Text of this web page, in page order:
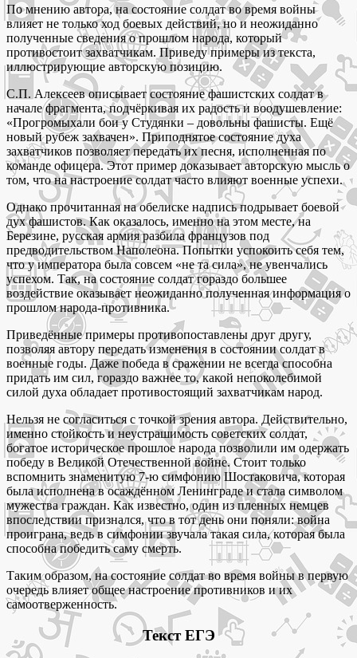
По мнению автора, на состояние солдат во время войны
влияет не только ход боевых действий, но и неожиданно
полученные сведения о прошлом народа, который
противостоит захватчикам. Приведу примеры из текста,
иллюстрирующие авторскую позицию.
С.П. Алексеев описывает состояние фашистских солдат в
начале фрагмента, подчёркивая их радость и воодушевление:
«Прогромыхали бои у Студянки – довольны фашисты. Ещё
новый рубеж захвачен». Приподнятое состояние духа
захватчиков позволяет передать их песня, исполненная по
команде офицера. Этот пример доказывает авторскую мысль о
том, что на настроение солдат часто влияют военные успехи.
Однако прочитанная на обелиске надпись подрывает боевой
дух фашистов. Как оказалось, именно на этом месте, на
Березине, русская армия разбила французов под
предводительством Наполеона. Попытки успокоить себя тем,
что у императора была совсем «не та сила», не увенчались
успехом. Так, на состояние солдат гораздо большее
воздействие оказывает неожиданно полученная информация о
прошлом народа-противника.
Приведённые примеры противопоставлены друг другу,
позволяя автору передать изменения в состоянии солдат в
военные годы. Даже победа в сражении не всегда способна
придать им сил, гораздо важнее то, какой непоколебимой
силой духа обладает противостоящий захватчикам народ.
Нельзя не согласиться с точкой зрения автора. Действительно,
именно стойкость и неустрашимость советских солдат,
богатое историческое прошлое народа позволили им одержать
победу в Великой Отечественной войне. Стоит только
вспомнить знаменитую 7-ю симфонию Шостаковича, которая
была исполнена в осаждённом Ленинграде и стала символом
мужества граждан. Как известно, один из пленных немцев
впоследствии признался, что в тот день они поняли: война
проиграна, ведь в симфонии звучала такая сила, которая была
способна победить саму смерть.
Таким образом, на состояние солдат во время войны в первую
очередь влияет общее настроение противников и их
самоотверженность.
Текст ЕГЭ